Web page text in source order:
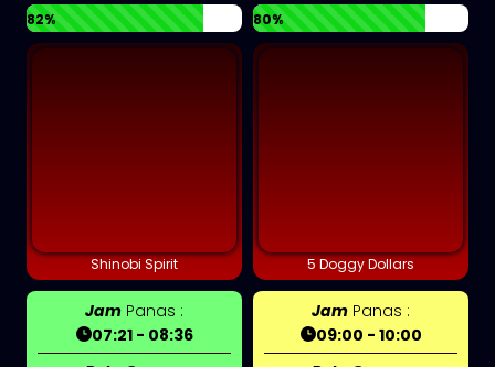
82% 80%
Shinobi Spirit
Jam Panas :
07:21 - 08:36
5 Doggy Dollars
Jam Panas :
09:00 - 10:00